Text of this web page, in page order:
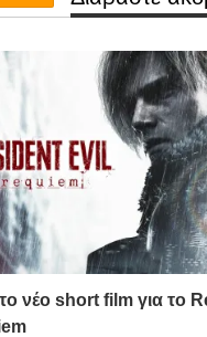
το νέο short film για το